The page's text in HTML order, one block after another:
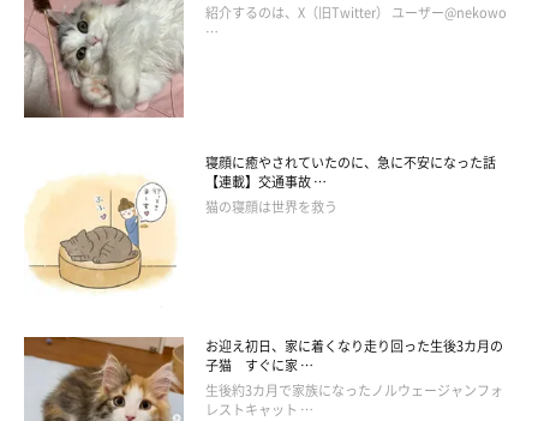
紹介するのは、X（旧Twitter） ユーザー@nekowo
…
寝顔に癒やされていたのに、急に不安になった話
【連載】交通事故 …
猫の寝顔は世界を救う
お迎え初日、家に着くなり走り回った生後3カ月の
子猫 すぐに家 …
生後約3カ月で家族になったノルウェージャンフォ
レストキャット …